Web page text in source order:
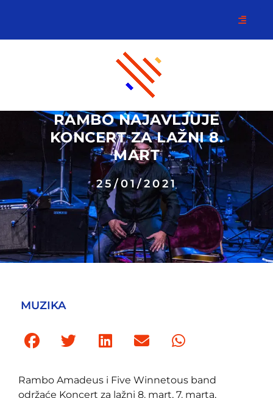
RAMBO NAJAVLJUJE
KONCERT ZA LAŽNI 8.
MART
25/01/2021
MUZIKA
Rambo Amadeus i Five Winnetous band
održaće Koncert za lažni 8. mart, 7. marta,